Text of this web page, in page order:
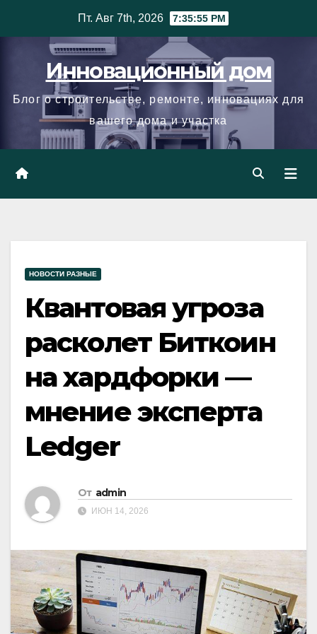
Пт. Авг 7th, 2026 7:35:56 PM
Инновационный дом
Блог о строительстве, ремонте, инновациях для
вашего дома и участка
НОВОСТИ РАЗНЫЕ
Квантовая угроза
расколет Биткоин
на хардфорки —
мнение эксперта
Ledger
От admin
ИЮН 14, 2026